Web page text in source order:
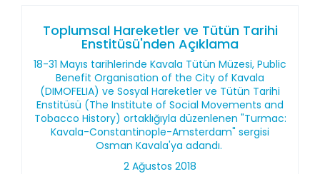
Toplumsal Hareketler ve Tütün Tarihi
Enstitüsü'nden Açıklama
18-31 Mayıs tarihlerinde Kavala Tütün Müzesi, Public
Benefit Organisation of the City of Kavala
(DIMOFELIA) ve Sosyal Hareketler ve Tütün Tarihi
Enstitüsü (The Institute of Social Movements and
Tobacco History) ortaklığıyla düzenlenen "Turmac:
Kavala-Constantinople-Amsterdam" sergisi
Osman Kavala'ya adandı.
2 Ağustos 2018